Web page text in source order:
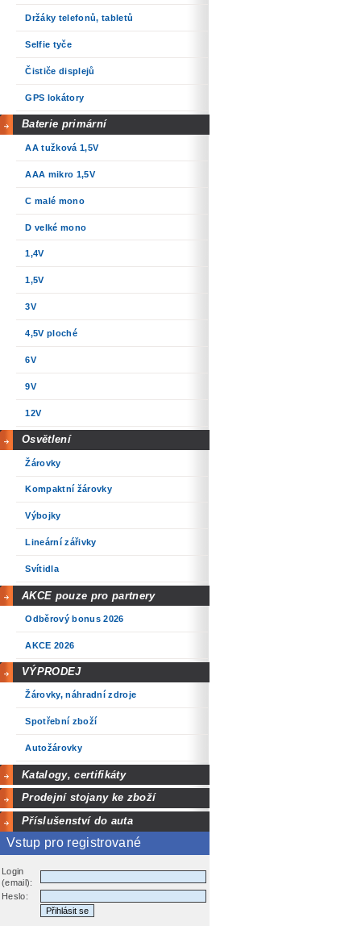
Držáky telefonů, tabletů
Selfie tyče
Čističe displejů
GPS lokátory
Baterie primární
AA tužková 1,5V
AAA mikro 1,5V
C malé mono
D velké mono
1,4V
1,5V
3V
4,5V ploché
6V
9V
12V
Osvětlení
Žárovky
Kompaktní žárovky
Výbojky
Lineární zářivky
Svítidla
AKCE pouze pro partnery
Odběrový bonus 2026
AKCE 2026
VÝPRODEJ
Žárovky, náhradní zdroje
Spotřební zboží
Autožárovky
Katalogy, certifikáty
Prodejní stojany ke zboží
Příslušenství do auta
Vstup pro registrované
Login
(email):
Heslo: